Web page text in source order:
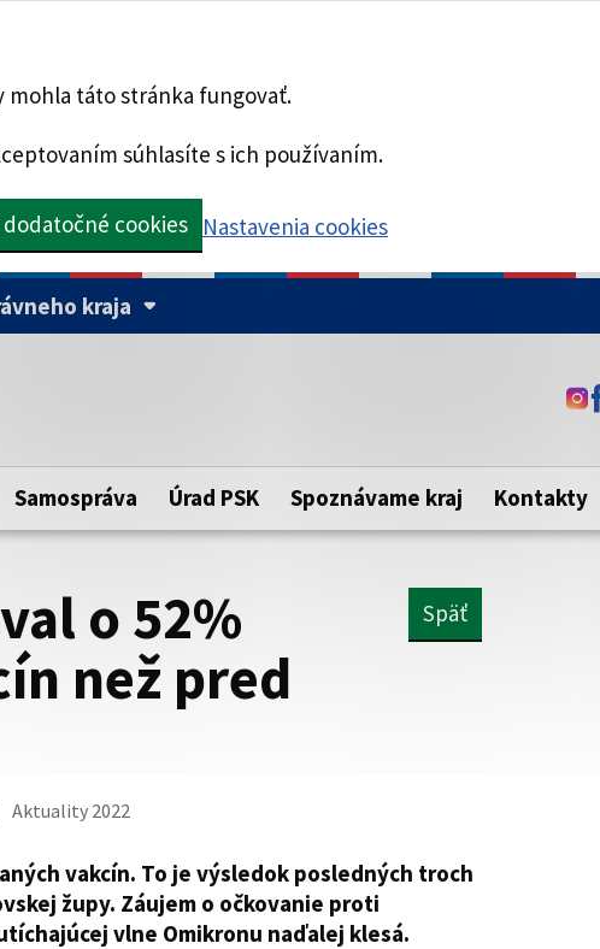
mohla táto stránka fungovať.
súhlasíte s ich používaním.
cookies Nastavenia cookies
kraja
samosprávneho kraja.
Táto stránka je
zabezpečenú webovú
https:// pred názvom
Samospráva Úrad PSK Spoznávame kraj Kontakty
o 52%
než pred
Späť
Aktuality 2022
vakcín. To je výsledok posledných troch
župy. Záujem o očkovanie proti
vlne Omikronu naďalej klesá.